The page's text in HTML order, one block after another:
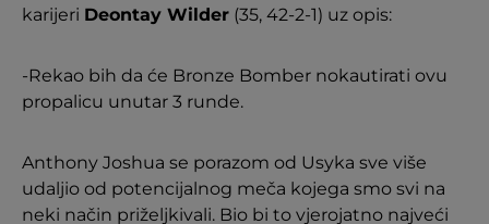
karijeri Deontay Wilder (35, 42-2-1) uz opis:
-Rekao bih da će Bronze Bomber nokautirati ovu
propalicu unutar 3 runde.
Anthony Joshua se porazom od Usyka sve više
udaljio od potencijalnog meča kojega smo svi na
neki način priželjkivali. Bio bi to vjerojatno najveći